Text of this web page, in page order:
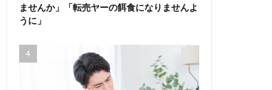
ませんか」「転売ヤーの餌食になりませんよ
うに」